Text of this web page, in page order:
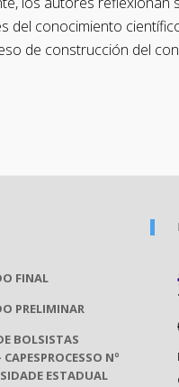
del conocimiento
de construcción del
FINAL
PRELIMINAR
BOLSISTAS
Nº
ESTADUAL